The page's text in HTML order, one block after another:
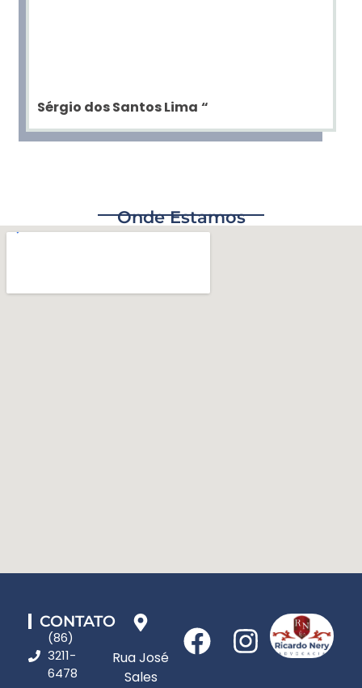
Sérgio dos Santos Lima “
Onde Estamos
(86)
3211-
6478
CONTATO
Rua José
Sales